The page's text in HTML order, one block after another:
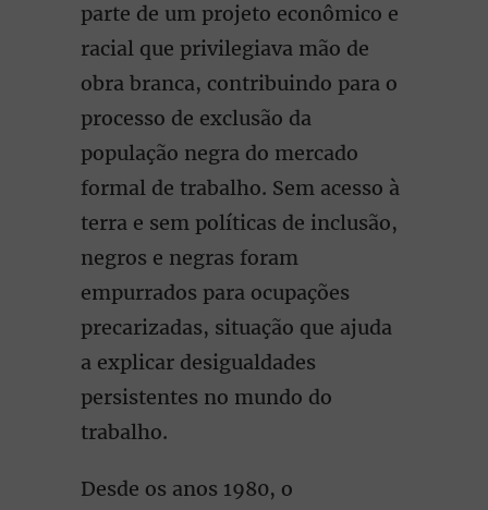
parte de um projeto econômico e
racial que privilegiava mão de
obra branca, contribuindo para o
processo de exclusão da
população negra do mercado
formal de trabalho. Sem acesso à
terra e sem políticas de inclusão,
negros e negras foram
empurrados para ocupações
precarizadas, situação que ajuda
a explicar desigualdades
persistentes no mundo do
trabalho.
Desde os anos 1980, o